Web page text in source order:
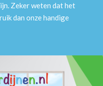
Zeker weten dat het
dan onze handige